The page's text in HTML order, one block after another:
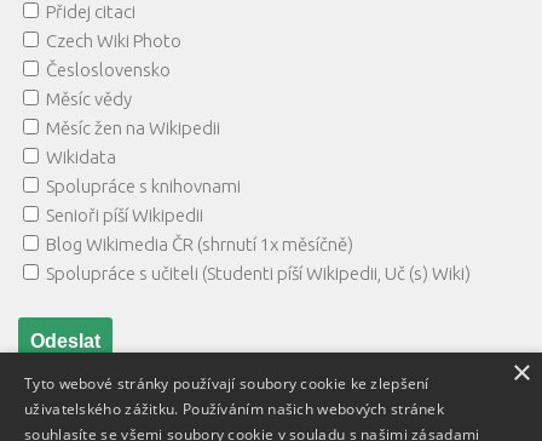
Přidej citaci
Czech Wiki Photo
Česloslovensko
Měsíc vědy
Měsíc žen na Wikipedii
Wikidata
Spolupráce s knihovnami
Senioři píší Wikipedii
Blog Wikimedia ČR (shrnutí 1x měsíčně)
Spolupráce s učiteli (Studenti píší Wikipedii, Uč (s) Wiki)
×
Tyto webové stránky používají soubory cookie ke zlepšení
uživatelského zážitku. Používáním našich webových stránek
souhlasíte se všemi soubory cookie v souladu s našimi zásadami